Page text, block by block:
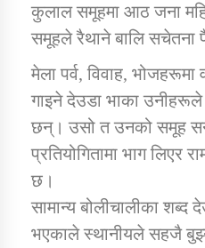
कर्णाली
कुलाल समूहमा आठ जना
समूहले रैथाने बालि सचेतना
मेला पर्व, विवाह,
गाइने देउडा भाका
छन्। उसो त उनको समूह
प्रतियोगितामा भाग लिएर
छ।
सामान्य बोलीचालीका शब्द
भएकाले स्थानीयले सहजै